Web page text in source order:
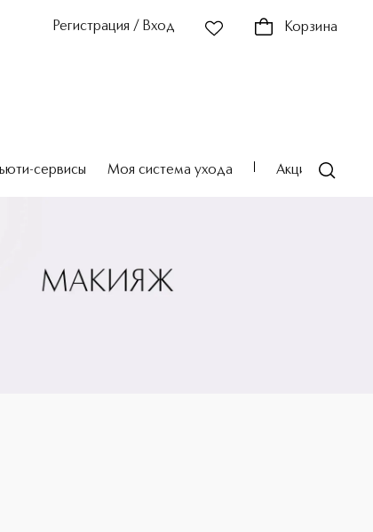
Регистрация / Вход Корзина
сервисы Моя система ухода Акции